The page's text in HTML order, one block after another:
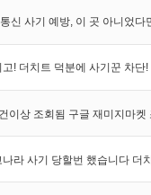
신 사기 예방, 이 곳 아니었다
고! 더치트 덕분에 사기꾼 차단!
이상 조회됨 구글 재미지마
나라 사기 당할번 했습니다 더